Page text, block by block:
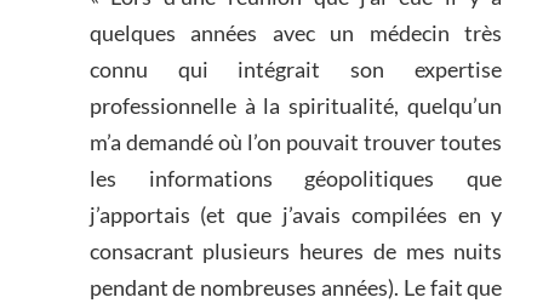
quelques années avec un médecin très
connu qui intégrait son expertise
professionnelle à la spiritualité, quelqu’un
m’a demandé où l’on pouvait trouver toutes
les informations géopolitiques que
j’apportais (et que j’avais compilées en y
consacrant plusieurs heures de mes nuits
pendant de nombreuses années). Le fait que